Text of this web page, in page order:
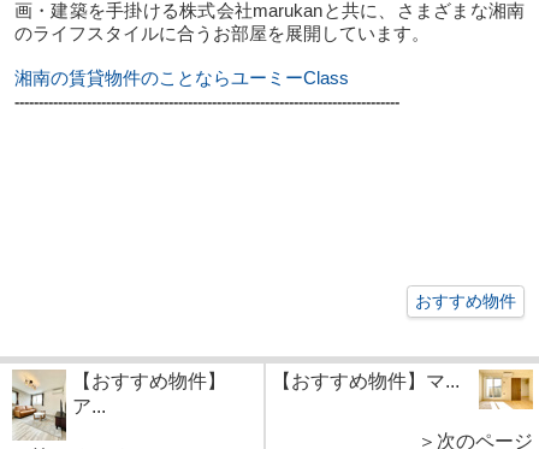
画・建築を手掛ける株式会社marukanと共に、さまざまな湘南
のライフスタイルに合うお部屋を展開しています。
湘南の賃貸物件のことならユーミーClass
--------------------------------------------------------------------------------
おすすめ物件
【おすすめ物件】
ア...
【おすすめ物件】マ...
＞次のページ